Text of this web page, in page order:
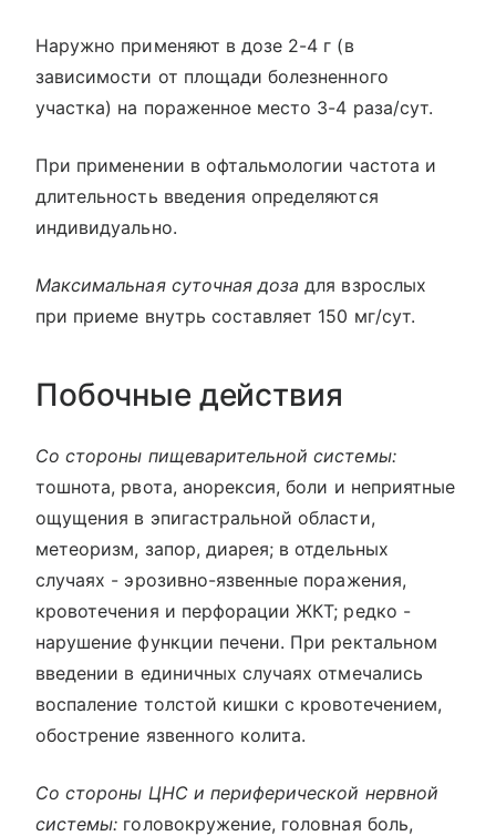
Наружно применяют в дозе 2-4 г (в
зависимости от площади болезненного
участка) на пораженное место 3-4 раза/сут.
При применении в офтальмологии частота и
длительность введения определяются
индивидуально.
Максимальная суточная доза для взрослых
при приеме внутрь составляет 150 мг/сут.
Побочные действия
Со стороны пищеварительной системы:
тошнота, рвота, анорексия, боли и неприятные
ощущения в эпигастральной области,
метеоризм, запор, диарея; в отдельных
случаях - эрозивно-язвенные поражения,
кровотечения и перфорации ЖКТ; редко -
нарушение функции печени. При ректальном
введении в единичных случаях отмечались
воспаление толстой кишки с кровотечением,
обострение язвенного колита.
Со стороны ЦНС и периферической нервной
системы: головокружение, головная боль,